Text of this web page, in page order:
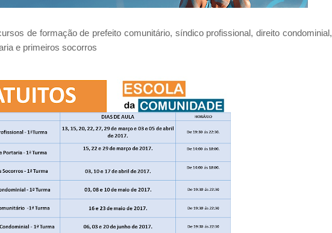
de formação de prefeito comunitário, síndico profissional, direito condominial,
e primeiros socorros